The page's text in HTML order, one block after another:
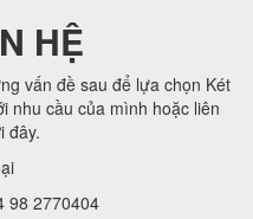
HỆ
vấn đề sau để lựa chọn Két
nhu cầu của mình hoặc liên
đây.
98 2770404